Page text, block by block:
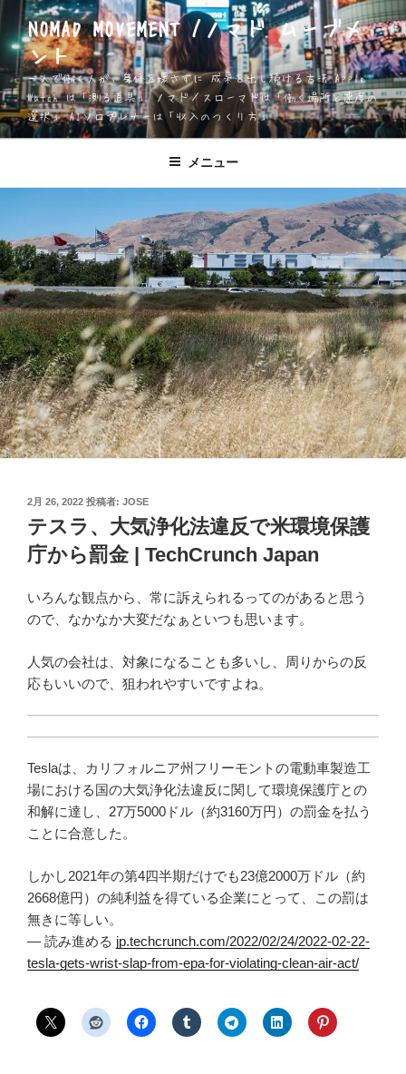
ン
テ
ン
ツ
へ
ス
NOMAD MOVEMENT /ノマド ムーブメ
ント
一人で働く人が、身体を壊さずに 成果を出し続ける方法 Apple
Watch は「測る道具」 ノマド／スローマドは「働く場所と速度の
選択」 AIソロプレナーは「収入のつくり方」
メニュー
投
稿
日:
2月 26, 2022 投稿者: JOSE
テスラ、大気浄化法違反で米環境保護
庁から罰金 | TechCrunch Japan
いろんな観点から、常に訴えられるってのがあると思う
ので、なかなか大変だなぁといつも思います。
人気の会社は、対象になることも多いし、周りからの反
応もいいので、狙われやすいですよね。
Teslaは、カリフォルニア州フリーモントの電動車製造工
場における国の大気浄化法違反に関して環境保護庁との
和解に達し、27万5000ドル（約3160万円）の罰金を払う
ことに合意した。
しかし2021年の第4四半期だけでも23億2000万ドル（約
2668億円）の純利益を得ている企業にとって、この罰は
無きに等しい。
— 読み進める jp.techcrunch.com/2022/02/24/2022-02-22-
tesla-gets-wrist-slap-from-epa-for-violating-clean-air-act/